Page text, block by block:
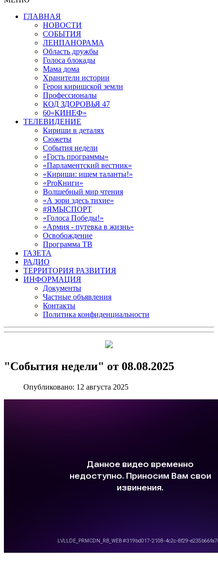
ГЛАВНАЯ
НОВОСТИ
СОБЫТИЯ
ЛЕНПАНОРАМА
Область дружбы
Голоса блокады
Мама дома
Хранители истории
Герои киришской земли
Профессионалы
КОД ЗДОРОВЬЯ 47
60«КИНЕФ»
ТЕЛЕВИДЕНИЕ
Кириши в деталях
Сюжеты
События недели
«Гость программы»
«Парламентский вестник»
«Кириши: ищем таланты!»
«ProКниги»
Волшебный мир чтения
«А зори здесь тихие»
#ЯМЫСПОРТ
«Голоса Победы!»
«Армия - путевка в жизнь»
Освобождение
Программа ТВ
ГАЗЕТА
РАДИО
ТЕРРИТОРИЯ РАЗВИТИЯ
ИНФОРМАЦИЯ
Документы
Частные объявления
Контакты
Политика конфиденциальности
"События недели" от 08.08.2025
Опубликовано: 12 августа 2025